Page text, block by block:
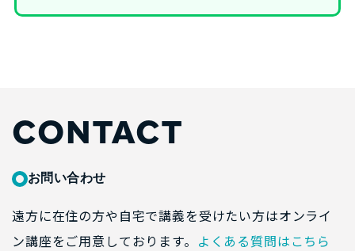
CONTACT
お問い合わせ
遠方に在住の方や自宅で講義を受けたい方はオンライ
ン講座をご用意しております。 よくある質問はこちら